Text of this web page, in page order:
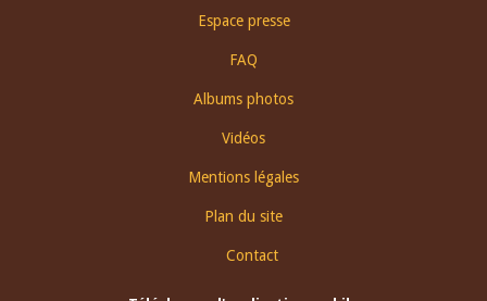
Espace presse
FAQ
Albums photos
Vidéos
Mentions légales
Plan du site
Contact